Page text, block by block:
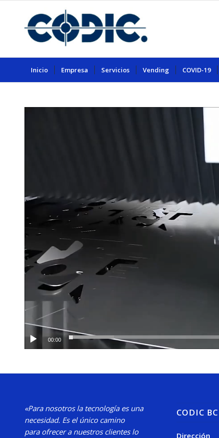
Inicio Empresa Servicios Vending COVID-19
00:00
«Para nosotros la tecnología es una
necesidad. Es el único camino
para ofrecer a nuestros clientes lo
CODIC
Dirección